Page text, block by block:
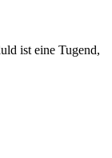
ist eine Tugend,